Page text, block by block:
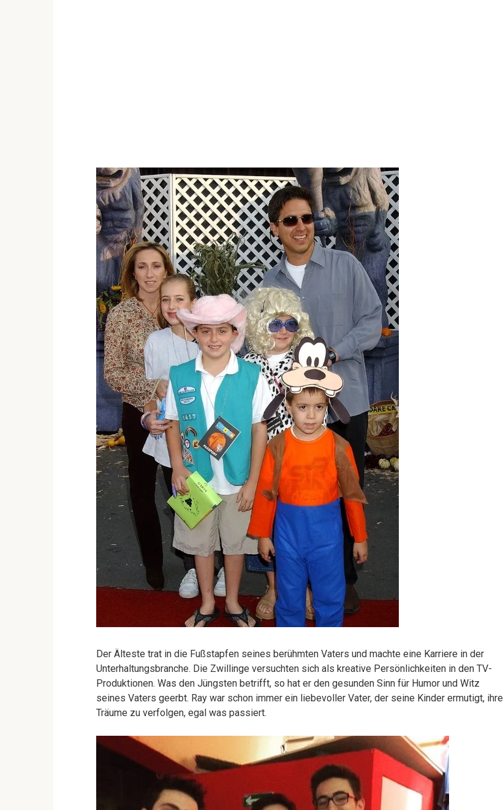
Der Älteste trat in die Fußstapfen seines berühmten Vaters und machte eine Karriere in der
Unterhaltungsbranche. Die Zwillinge versuchten sich als kreative Persönlichkeiten in den TV-
Produktionen. Was den Jüngsten betrifft, so hat er den gesunden Sinn für Humor und Witz
seines Vaters geerbt. Ray war schon immer ein liebevoller Vater, der seine Kinder ermutigt, ihre
Träume zu verfolgen, egal was passiert.